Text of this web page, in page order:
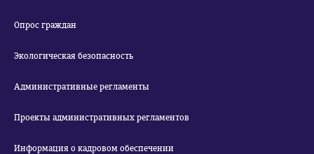
Опрос граждан
Экологическая безопасность
Административные регламенты
Проекты административных регламентов
Информация о кадровом обеспечении